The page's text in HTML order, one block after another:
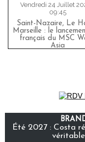
Vendredi 24 Juillet
09:45
Saint-Nazaire, Le
Marseille : le
français du MSC
Asia
Été 2027 : Costa